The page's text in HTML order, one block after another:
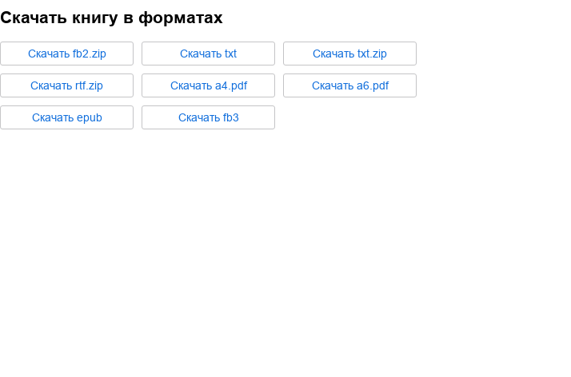
Скачать книгу в форматах
Cкачать fb2.zip Cкачать txt Cкачать txt.zip
Cкачать rtf.zip Cкачать a4.pdf Cкачать a6.pdf
Cкачать epub Cкачать fb3